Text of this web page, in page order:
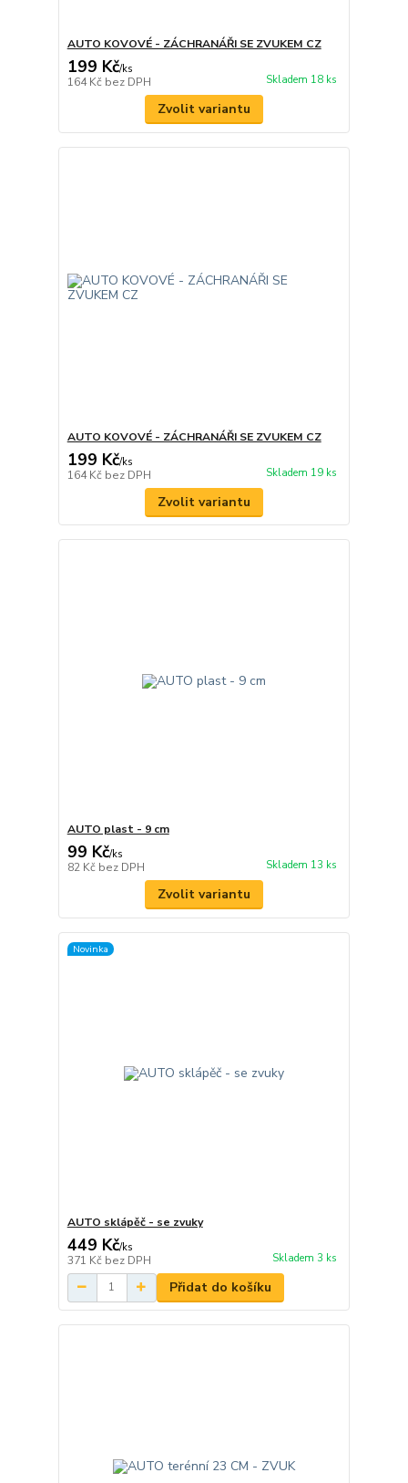
AUTO KOVOVÉ - ZÁCHRANÁŘI SE ZVUKEM CZ
199 Kč/ks
164 Kč bez DPH Skladem 18 ks
Zvolit variantu
AUTO KOVOVÉ - ZÁCHRANÁŘI SE ZVUKEM CZ
199 Kč/ks
164 Kč bez DPH Skladem 19 ks
Zvolit variantu
AUTO plast - 9 cm
99 Kč/ks
82 Kč bez DPH Skladem 13 ks
Zvolit variantu
Novinka
AUTO sklápěč - se zvuky
449 Kč/ks
371 Kč bez DPH Skladem 3 ks
Přidat do košíku